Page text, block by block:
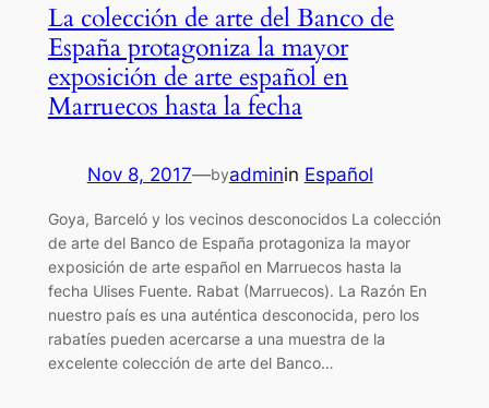
La colección de arte del Banco de
España protagoniza la mayor
exposición de arte español en
Marruecos hasta la fecha
Nov 8, 2017—byadminin Español
Goya, Barceló y los vecinos desconocidos La colección
de arte del Banco de España protagoniza la mayor
exposición de arte español en Marruecos hasta la
fecha Ulises Fuente. Rabat (Marruecos). La Razón En
nuestro país es una auténtica desconocida, pero los
rabatíes pueden acercarse a una muestra de la
excelente colección de arte del Banco…